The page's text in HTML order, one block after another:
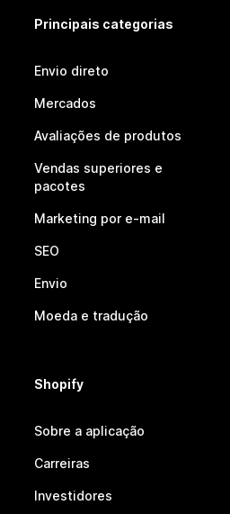
Principais categorias
Envio direto
Mercados
Avaliações de produtos
Vendas superiores e
pacotes
Marketing por e-mail
SEO
Envio
Moeda e tradução
Shopify
Sobre a aplicação
Carreiras
Investidores